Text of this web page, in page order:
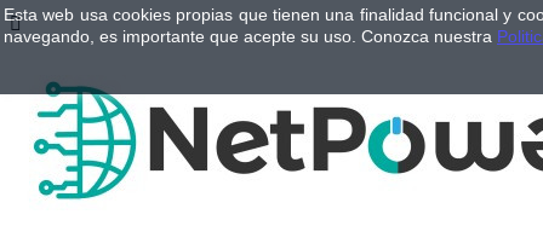

Esta web usa cookies propias que tienen una finalidad funcional y
navegando, es importante que acepte su uso. Conozca nuestra